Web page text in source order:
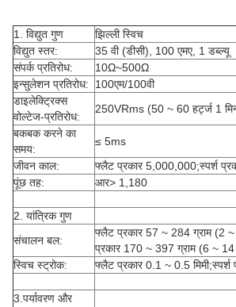
1. विद्युत गुण
झिल्ली स्विच
विद्युत स्तर:
35 वी (डीसी), 100 एमए, 1 डब्ल्यू
संपर्क प्रतिरोध:
10Ω~500Ω
इन्सुलेशन प्रतिरोध:
100एम/100वी
डाइलेक्ट्रिक्स
वोल्टेज-प्रतिरोध:
250VRms (50 ~ 60 हर्ट्ज 1
बकबक करने का
समय:
≤ 5ms
जीवन काल:
फ्लैट प्रकार 5,000,000;स्पर्श
पूंछ तह:
आर> 1,180
2. यांत्रिक गुण
संचालन बल:
फ्लैट प्रकार 57 ~ 284 ग्राम (2
प्रकार 170 ~ 397 ग्राम (6 ~
स्विच स्ट्रोक:
फ्लैट प्रकार 0.1 ~ 0.5 मिमी;स्पर्श
3.पर्यावरण और